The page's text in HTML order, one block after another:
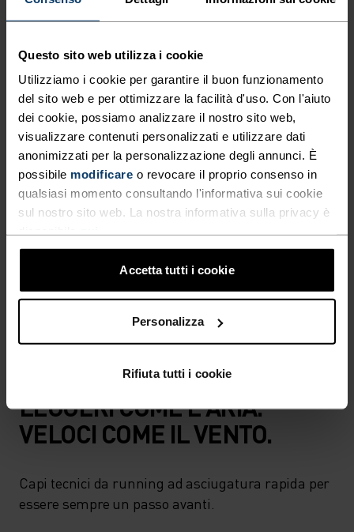
Questo sito web utilizza i cookie
Utilizziamo i cookie per garantire il buon funzionamento
del sito web e per ottimizzare la facilità d'uso. Con l'aiuto
dei cookie, possiamo analizzare il nostro sito web,
visualizzare contenuti personalizzati e utilizzare dati
anonimizzati per la personalizzazione degli annunci. È
possibile modificare o revocare il proprio consenso in
qualsiasi momento consultando l'informativa sui cookie
sul nostro sito web. La nostra informativa sulla privacy è
Accetta tutti i cookie
Personalizza
Rifiuta tutti i cookie
PROGETTATI PER LA
FUNZIONALITÀ E IL COMFORT,
REALIZZATI CON TESSUTI
RICICLATI
Nuova settimana. Al lavoro, nuovi impegni e
scadenze. Lo stress sale, ma hai un’ora di tempo
per una corsa veloce. Comodi, pratici, funzionali:
abbiamo progettato gli shorts aderenti Odlo
Essentials per farti uscire in qualsiasi condizione.
Realizzati in tessuto riciclato a compressione
media, sono dotati di tasche per chiavi e
smartphone o rifiniture rifrangenti per renderti
visibile anche quando fa buio.
LEGGERI COME L'ARIA.
VELOCI COME IL VENTO.
Capi tecnici da running ad asciugatura rapida per
essere sempre un passo avanti.